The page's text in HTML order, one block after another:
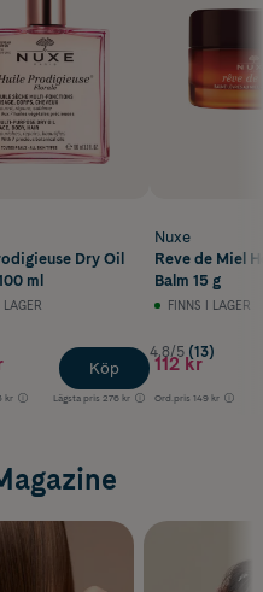
Dry Oil
ml
LAGER
kr Lägsta pris 276 kr
Köp
Nuxe
Reve de Miel
Balm 15 g
FINNS I LAGER
4.8/5 (13)
112 kr
Ord.pris 149 kr